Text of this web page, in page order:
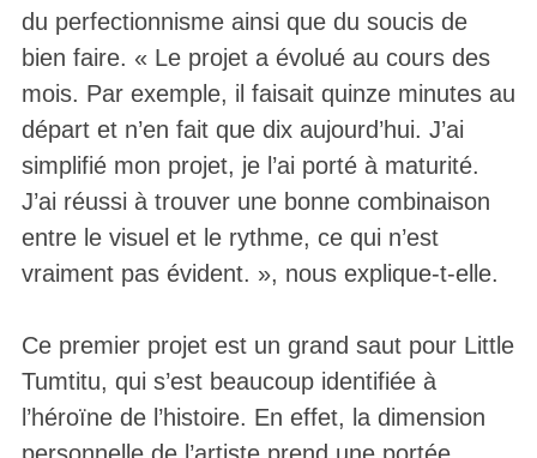
du perfectionnisme ainsi que du soucis de
bien faire. « Le projet a évolué au cours des
mois. Par exemple, il faisait quinze minutes au
départ et n’en fait que dix aujourd’hui. J’ai
simplifié mon projet, je l’ai porté à maturité.
J’ai réussi à trouver une bonne combinaison
entre le visuel et le rythme, ce qui n’est
vraiment pas évident. », nous explique-t-elle.
Ce premier projet est un grand saut pour Little
Tumtitu, qui s’est beaucoup identifiée à
l’héroïne de l’histoire. En effet, la dimension